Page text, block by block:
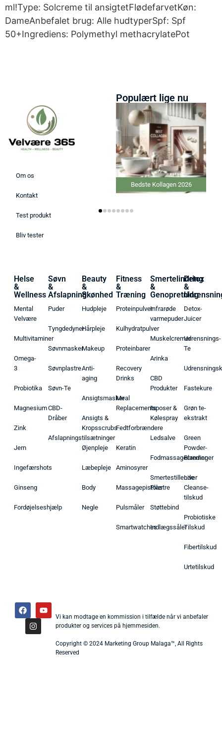
ml!Type: Solcreme til ansigtetFlødefarvetKøn:
DameAnbefalet brug: Alle hudtyperSpf: Spf
50+Ingrediens: Polymethyl methacrylatePot
Om os
Kontakt
Test produkt
Bliv tester
Populært lige nu
Bedste Kollagen 2026
Helse
&
Wellness
Mental
Velvære
Multivitaminer
Omega-
3
Probiotika
Magnesium
Zink
Jern
Ingefærshots
Ginseng
Fordøjelseshjælp
Søvn
&
Afslapning
Puder
Tyngdedyner
Søvnmasker
Søvnplastre
Søvn-Te
CBD-
Dråber
Afslapningstilsætninger
Beauty
&
Skønhed
Hudpleje
Hårpleje
Makeup
Anti-
aging
Ansigtsmasker
Ansigts &
Kropsscrubs
Øjenpleje
Læbepleje
Body
Negle
Fitness
&
Træning
Proteinpulver
Kulhydratpulver
Proteinbarer
Recovery
Drinks
Meal
Replacements
Fedtforbrændere
Keratin
Aminosyrer
Massagepistoler
Pulsmåler
Smartwatches
Smertelindring
&
Genopretning
Infrarøde
varmepuder
Muskelcremer
Arinka
CBD
Produkter
Isposer &
Kølespray
Ledsalve
Fodmassagecremer
Smertestillende
Plastre
Støttebind
Indlægssåler
Detox
&
Detox-
Juicer
Udrensnings-
Te
Fastekure
Grøn te-
ekstrakt
Green
Powder-
Blandinger
Liver
Cleanse-
tilskud
Probiotiske
Tilskud
Fibertilskud
Urtetilskud
Vi kan modtage en kommission i tilfælde når vi anbefaler
produkter og services på hjemmesiden.
Copyright © 2024 Marketing Group Malaga™, All Rights
Reserved